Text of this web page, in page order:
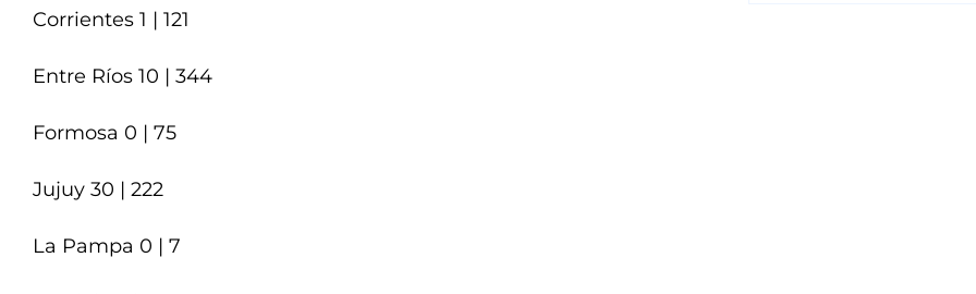
Corrientes 1 | 121
Entre Ríos 10 | 344
Formosa 0 | 75
Jujuy 30 | 222
La Pampa 0 | 7